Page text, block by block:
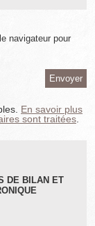
navigateur pour
En savoir plus
sont traitées
DE BILAN ET